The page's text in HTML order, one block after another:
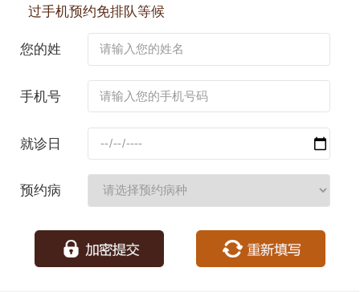
过手机预约免排队等候
您的姓
手机号
就诊日
预约病